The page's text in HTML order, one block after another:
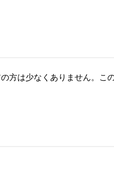
方は少なくありません。こ